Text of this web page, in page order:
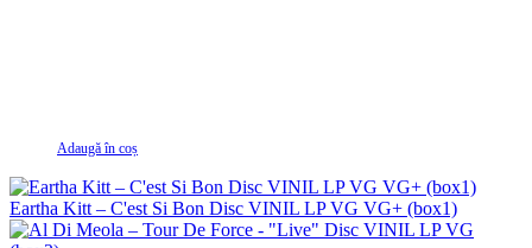
Adaugă în coș
Eartha Kitt – C'est Si Bon Disc VINIL LP VG VG+ (box1)